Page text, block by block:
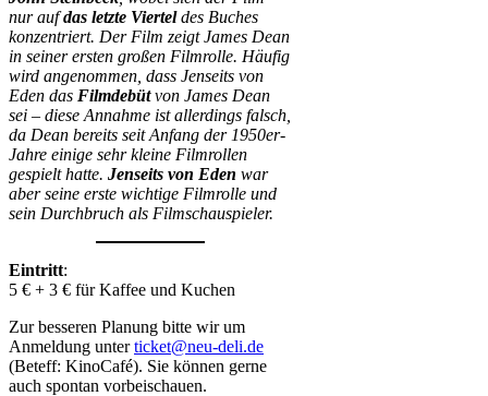
nur aufdas letzte Vierteldes Buches
konzentriert. Der Film zeigt James Dean
in seiner ersten großen Filmrolle. Häufig
wird angenommen, dass Jenseits von
Eden das Filmdebütvon James Dean
sei – diese Annahme ist allerdings falsch,
da Dean bereits seit Anfang der 1950er-
Jahre einige sehr kleine Filmrollen
gespielt hatte. Jenseits von Eden war
aber seine erste wichtige Filmrolle und
sein Durchbruch als Filmschauspieler.
Eintritt:
5 € + 3 € für Kaffee und Kuchen
Zur besseren Planung bitte wir um
Anmeldung unterticket@neu-deli.de
(Beteff: KinoCafé). Sie können gerne
auch spontan vorbeischauen.